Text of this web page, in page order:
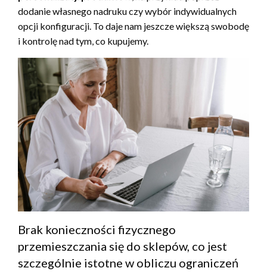
dodanie własnego nadruku czy wybór indywidualnych
opcji konfiguracji. To daje nam jeszcze większą swobodę
i kontrolę nad tym, co kupujemy.
Brak konieczności fizycznego
przemieszczania się do sklepów, co jest
szczególnie istotne w obliczu ograniczeń